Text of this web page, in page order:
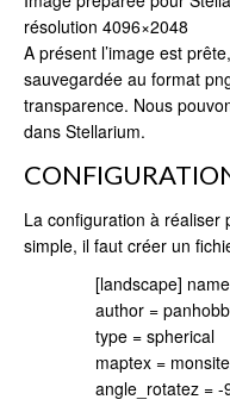
résolution 4096×2048
A présent l’image est
sauvegardée au format
transparence. Nous
dans Stellarium.
La configuration à réaliser
simple, il faut créer un
[landscape]
author =
type = spherical
maptex =
angle_rotatez = -